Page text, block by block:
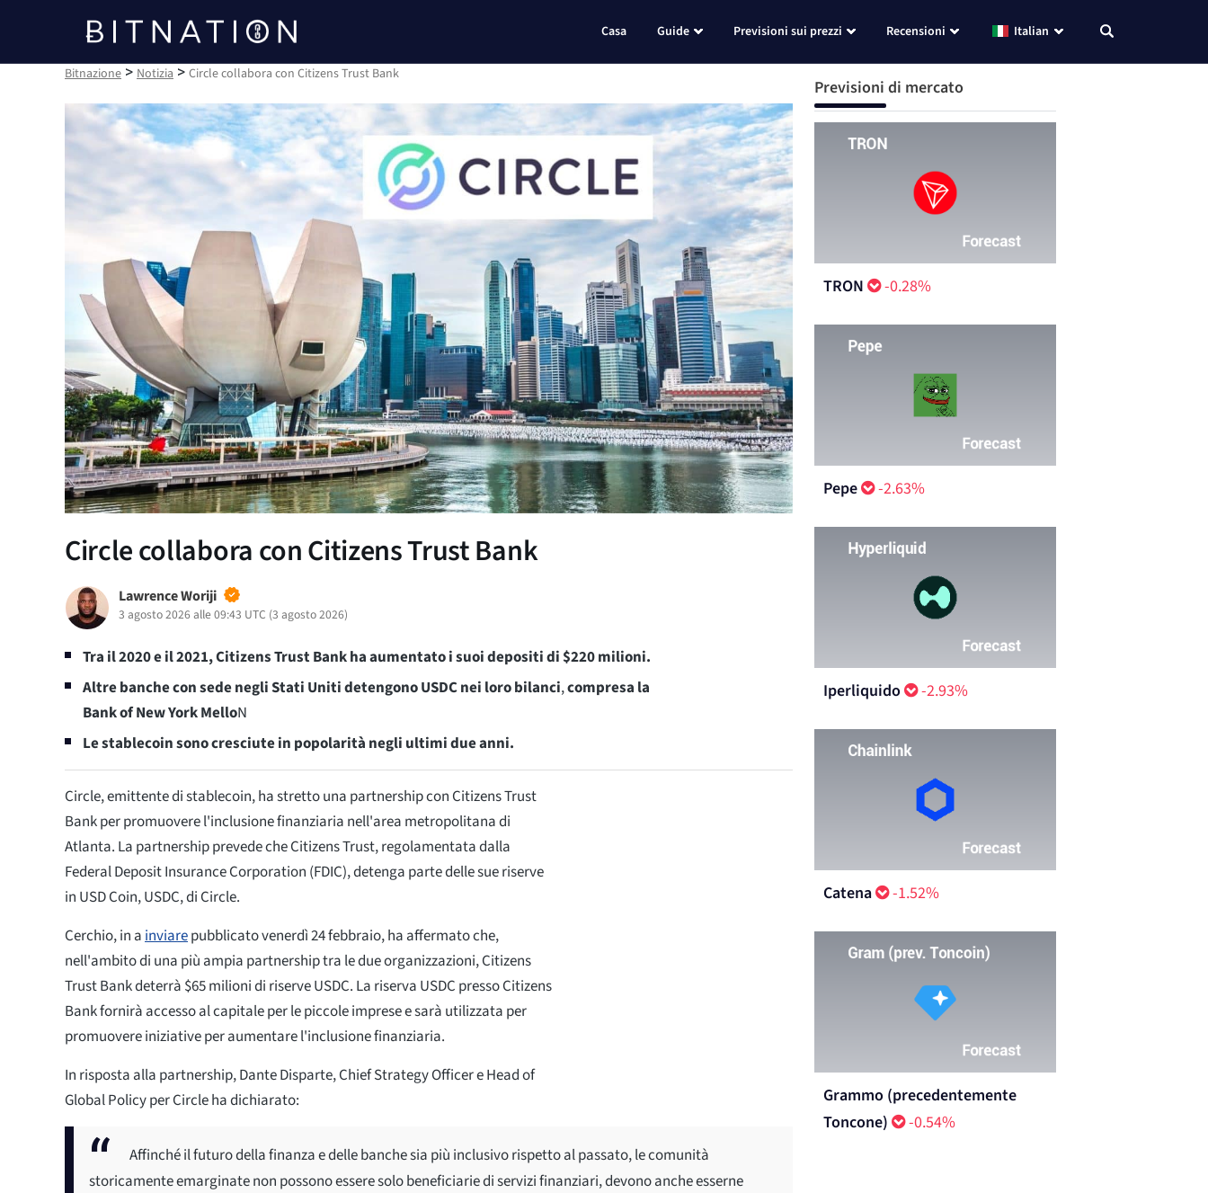
Bitnazione
Casa Guide Previsioni sui prezzi Recensioni Italian
Bitnazione > Notizia > Circle collabora con Citizens Trust Bank
Circle collabora con Citizens Trust Bank
Lawrence Woriji
3 agosto 2026 alle 09:43 UTC (3 agosto 2026)
Tra il 2020 e il 2021, Citizens Trust Bank ha aumentato i suoi depositi di $220 milioni.
Altre banche con sede negli Stati Uniti detengono USDC nei loro bilanci,compresa la
Bank of New York MelloN
Le stablecoin sono cresciute in popolarità negli ultimi due anni.
Circle, emittente di stablecoin, ha stretto una partnership con Citizens Trust
Bank per promuovere l'inclusione finanziaria nell'area metropolitana di
Atlanta. La partnership prevede che Citizens Trust, regolamentata dalla
Federal Deposit Insurance Corporation (FDIC), detenga parte delle sue riserve
in USD Coin, USDC, di Circle.
Cerchio, in a inviarepubblicato venerdì 24 febbraio, ha affermato che,
nell'ambito di una più ampia partnership tra le due organizzazioni, Citizens
Trust Bank deterrà $65 milioni di riserve USDC. La riserva USDC presso Citizens
Bank fornirà accesso al capitale per le piccole imprese e sarà utilizzata per
promuovere iniziative per aumentare l'inclusione finanziaria.
In risposta alla partnership, Dante Disparte, Chief Strategy Officer e Head of
Global Policy per Circle ha dichiarato:
Affinché il futuro della finanza e delle banche sia più inclusivo rispetto al passato, le comunità
storicamente emarginate non possono essere solo beneficiarie di servizi finanziari, devono anche esserne
Previsioni di mercato
TRON -0.28%
Pepe -2.63%
Iperliquido -2.93%
Catena -1.52%
Grammo (precedentemente
Toncone)
-0.54%